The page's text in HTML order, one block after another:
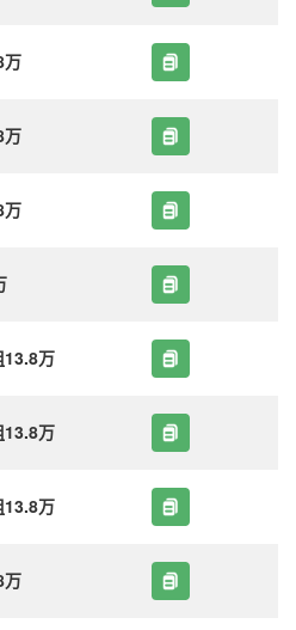
万
万
万
13.8万
13.8万
13.8万
万